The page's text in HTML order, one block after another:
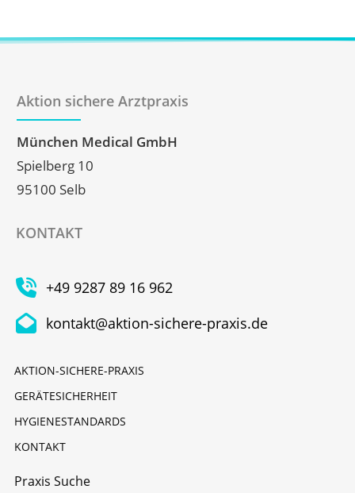
Aktion sichere Arztpraxis
München Medical GmbH
Spielberg 10
95100 Selb
KONTAKT
+49 9287 89 16 962
kontakt@aktion-sichere-praxis.de
AKTION-SICHERE-PRAXIS
GERÄTESICHERHEIT
HYGIENESTANDARDS
KONTAKT
Praxis Suche